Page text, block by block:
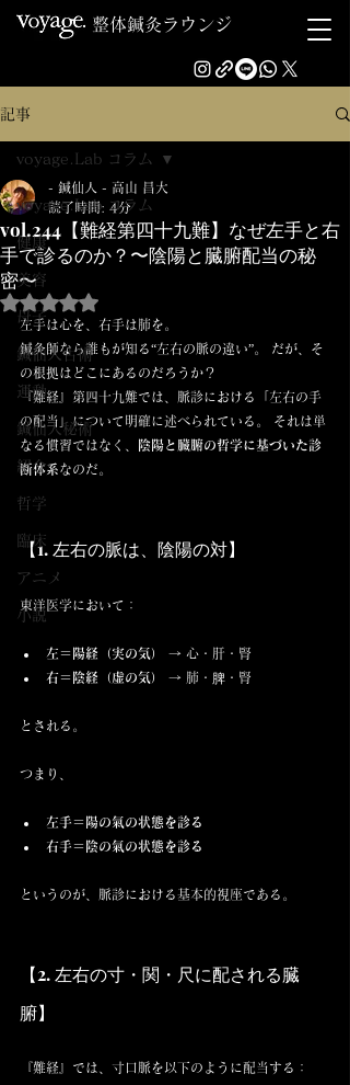
整体鍼灸ラウンジ
記事
voyage.Lab コラム
健康
美容
母子
鍼仙人古術
運動
鍼仙人秘術
紹介
哲学
臨床
アニメ
小説
voyage.Lab コラム
vol.244【難経第四十九難】なぜ左手と右
手で診るのか？〜陰陽と臓腑配当の秘
密〜
- 鍼仙人 - 高山 昌大
読了時間: 4分
5つ星のうちNaNと評価されています。
左手は心を、右手は肺を。
鍼灸師なら誰もが知る“左右の脈の違い”。 だが、そ
の根拠はどこにあるのだろうか？
『難経』第四十九難では、脈診における「左右の手
の配当」について明確に述べられている。 それは単
なる慣習ではなく、
陰陽と臓腑の哲学に基づいた診
断体系なのだ。
【1. 左右の脈は、陰陽の対】
東洋医学において：
左＝陽経（実の気）
→ 心・肝・腎
右＝陰経（虚の気）
→ 肺・脾・腎
とされる。
つまり、
左手＝陽の氣の状態を診る
右手＝陰の氣の状態を診る
というのが、脈診における基本的視座である。
【2. 左右の寸・関・尺に配される臓
腑】
『難経』では、寸口脈を以下のように配当する：